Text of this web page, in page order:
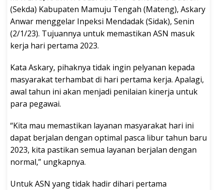
(Sekda) Kabupaten Mamuju Tengah (Mateng), Askary
Anwar menggelar Inpeksi Mendadak (Sidak), Senin
(2/1/23). Tujuannya untuk memastikan ASN masuk
kerja hari pertama 2023.
Kata Askary, pihaknya tidak ingin pelyanan kepada
masyarakat terhambat di hari pertama kerja. Apalagi,
awal tahun ini akan menjadi penilaian kinerja untuk
para pegawai.
“Kita mau memastikan layanan masyarakat hari ini
dapat berjalan dengan optimal pasca libur tahun baru
2023, kita pastikan semua layanan berjalan dengan
normal,” ungkapnya.
Untuk ASN yang tidak hadir dihari pertama